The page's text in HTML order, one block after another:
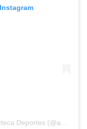
Una publicación compartida por TV Azteca Deportes (@aztecadeportes)